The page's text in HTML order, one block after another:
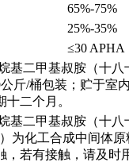
65%-75%
25%-35%
≤30 APHA
基二甲基叔胺（十
公斤/桶包装；贮于室
十二个月。
基二甲基叔胺（十八
为化工合成中间体
，若有接触，请及时